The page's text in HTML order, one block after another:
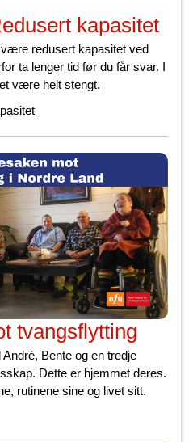
kapasitet
redusert kapasitet ved
ta lenger tid før du får svar. I
være helt stengt.
tvangsflytting
Bente og en tredje
Dette er hjemmet deres.
rutinene sine og livet sitt.